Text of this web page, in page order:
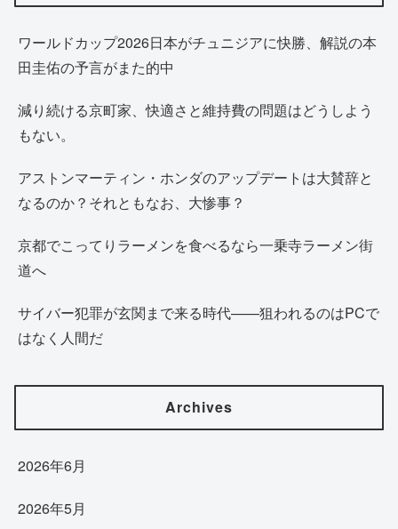
ワールドカップ2026日本がチュニジアに快勝、解説の本
田圭佑の予言がまた的中
減り続ける京町家、快適さと維持費の問題はどうしよう
もない。
アストンマーティン・ホンダのアップデートは大賛辞と
なるのか？それともなお、大惨事？
京都でこってりラーメンを食べるなら一乗寺ラーメン街
道へ
サイバー犯罪が玄関まで来る時代——狙われるのはPCで
はなく人間だ
Archives
2026年6月
2026年5月